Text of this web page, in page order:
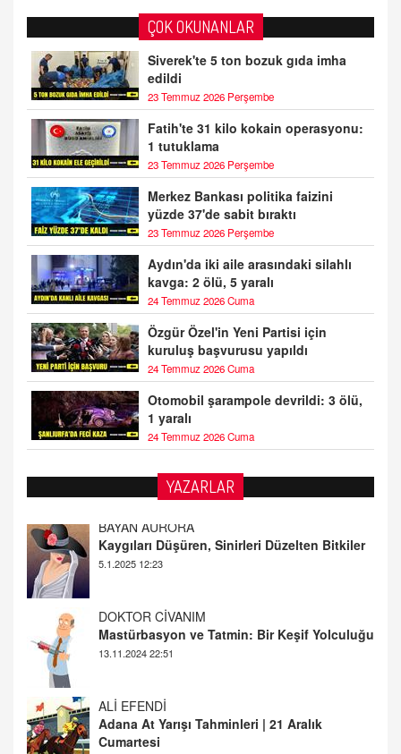
ÇOK OKUNANLAR
Siverek'te 5 ton bozuk gıda imha
edildi
23 Temmuz 2026 Perşembe
Fatih'te 31 kilo kokain operasyonu:
1 tutuklama
23 Temmuz 2026 Perşembe
Merkez Bankası politika faizini
yüzde 37'de sabit bıraktı
23 Temmuz 2026 Perşembe
Aydın'da iki aile arasındaki silahlı
kavga: 2 ölü, 5 yaralı
24 Temmuz 2026 Cuma
Özgür Özel'in Yeni Partisi için
kuruluş başvurusu yapıldı
24 Temmuz 2026 Cuma
Otomobil şarampole devrildi: 3 ölü,
1 yaralı
24 Temmuz 2026 Cuma
YAZARLAR
DOKTOR CİVANIM
Mastürbasyon ve Tatmin: Bir Keşif Yolculuğu
13.11.2024 22:51
ALİ EFENDİ
Adana At Yarışı Tahminleri | 21 Aralık
Cumartesi
TUTKUNUN PERİSİ
Sağlıklı Bir Cinsel Yaşam ile İlgili Bilinmesi
Gerekenler